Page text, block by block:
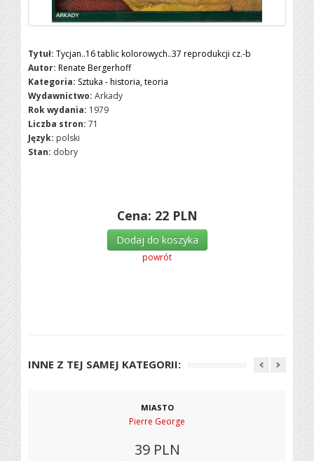
Tytuł: Tycjan..16 tablic kolorowych..37 reprodukcji cz.-b
Autor: Renate Bergerhoff
Kategoria: Sztuka - historia, teoria
Wydawnictwo: Arkady
Rok wydania: 1979
Liczba stron: 71
Język: polski
Stan: dobry
Cena: 22 PLN
Dodaj do koszyka
powrót
INNE Z TEJ SAMEJ KATEGORII:
MIASTO
Pierre George
39 PLN